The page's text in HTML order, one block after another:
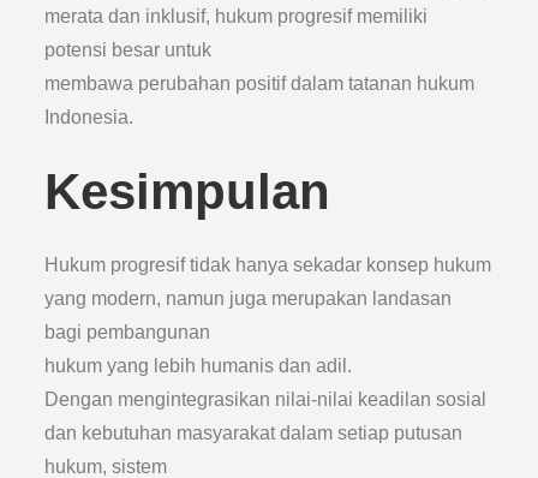
merata dan inklusif, hukum progresif memiliki
potensi besar untuk
membawa perubahan positif dalam tatanan hukum
Indonesia.
Kesimpulan
Hukum progresif tidak hanya sekadar konsep hukum
yang modern, namun juga merupakan landasan
bagi pembangunan
hukum yang lebih humanis dan adil.
Dengan mengintegrasikan nilai-nilai keadilan sosial
dan kebutuhan masyarakat dalam setiap putusan
hukum, sistem